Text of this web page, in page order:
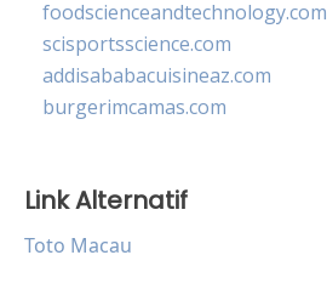
foodscienceandtechnology.com
scisportsscience.com
addisababacuisineaz.com
burgerimcamas.com
Link Alternatif
Toto Macau